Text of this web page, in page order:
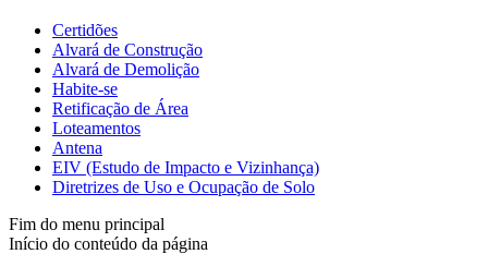
Certidões
Alvará de Construção
Alvará de Demolição
Habite-se
Retificação de Área
Loteamentos
Antena
EIV (Estudo de Impacto e Vizinhança)
Diretrizes de Uso e Ocupação de Solo
Fim do menu principal
Início do conteúdo da página